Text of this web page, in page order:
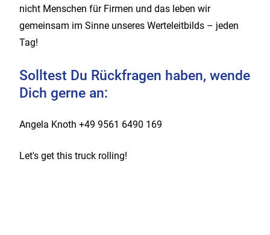
nicht Menschen für Firmen und das leben wir
gemeinsam im Sinne unseres Werteleitbilds – jeden
Tag!
Solltest Du Rückfragen haben, wende
Dich gerne an:
Angela Knoth +49 9561 6490 169
Let's get this truck rolling!